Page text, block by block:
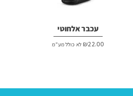
עכבר אלחוטי
₪22.00 לא כולל מע"מ